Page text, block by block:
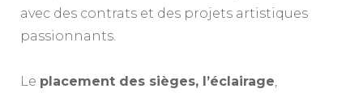
avec des contrats et des projets artistiques
passionnants.
Le placement des sièges, l’éclairage,